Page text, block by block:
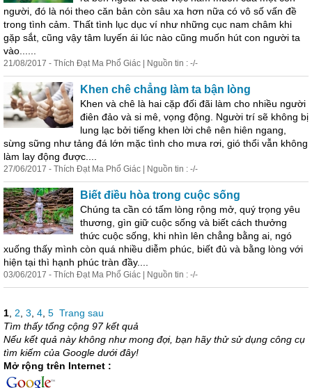
người, đó là nói theo căn bản còn sâu xa hơn nữa có vô số vấn đề
trong tình cảm. Thất tình lục dục ví như những cục nam châm khi
gặp sắt, cũng vậy tâm luyến ái lúc nào cũng muốn hút con người ta
vào......
21/08/2017 - Thích Đạt Ma Phổ Giác | Nguồn tin : -/-
Khen chê chẳng làm ta bận lòng
Khen và chê là hai cặp đối đãi làm cho nhiều người
điên đảo và si mê, vọng động. Người trí sẽ không bị
lung lạc bởi tiếng khen lời chê nên hiên ngang,
sừng sững như tảng đá lớn mặc tình cho mưa rơi, gió thổi vẫn không
làm lay động được....
27/06/2017 - Thích Đạt Ma Phổ Giác | Nguồn tin : -/-
Biết điều hòa trong cuộc sống
Chúng ta cần có tấm lòng rộng mở, quý trọng yêu
thương, gìn giữ cuộc sống và biết cách thưởng
thức cuộc sống, khi nhìn lên chẳng bằng ai, ngó
xuống thấy mình còn quá nhiều diễm phúc, biết đủ và bằng lòng với
hiện tại thì hạnh phúc tràn đầy....
03/06/2017 - Thích Đạt Ma Phổ Giác | Nguồn tin : -/-
1 2 3 4 5 Trang sau
Tìm thấy tổng cộng 97 kết quả
Nếu kết quả này không như mong đợi, bạn hãy thử sử dụng công cụ
tìm kiếm của Google dưới đây!
Mở rộng trên Internet :